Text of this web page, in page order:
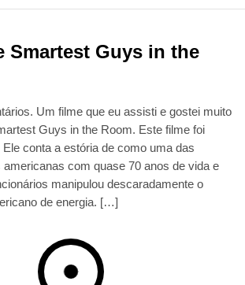
Smartest Guys in the
Um filme que eu assisti e gostei muito
Guys in the Room. Este filme foi
conta a estória de como uma das
com quase 70 anos de vida e
manipulou descaradamente o
de energia. […]